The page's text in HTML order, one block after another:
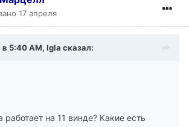
17 апреля
5:40 AM, Igla сказал:
работает на 11 винде? Какие есть